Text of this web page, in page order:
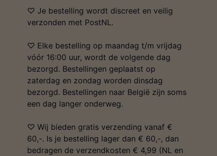
♡ Je bestelling wordt discreet en veilig
verzonden met PostNL.
♡ Elke bestelling op maandag t/m vrijdag
vóór 16:00 uur, wordt de volgende dag
bezorgd. Bestellingen geplaatst op
zaterdag en zondag worden dinsdag
bezorgd. Bestellingen naar België zijn soms
een dag langer onderweg.
♡ Wij bieden gratis verzending vanaf €
60,-. Is je bestelling lager dan € 60,-, dan
bedragen de verzendkosten € 4,99 (NL en